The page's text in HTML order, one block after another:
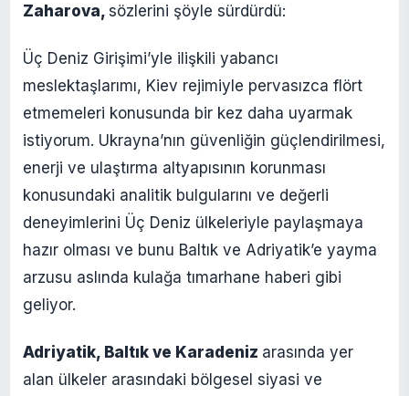
Zaharova, sözlerini şöyle sürdürdü:
Üç Deniz Girişimi’yle ilişkili yabancı
meslektaşlarımı, Kiev rejimiyle pervasızca flört
etmemeleri konusunda bir kez daha uyarmak
istiyorum. Ukrayna’nın güvenliğin güçlendirilmesi,
enerji ve ulaştırma altyapısının korunması
konusundaki analitik bulgularını ve değerli
deneyimlerini Üç Deniz ülkeleriyle paylaşmaya
hazır olması ve bunu Baltık ve Adriyatik’e yayma
arzusu aslında kulağa tımarhane haberi gibi
geliyor.
Adriyatik, Baltık ve Karadeniz arasında yer
alan ülkeler arasındaki bölgesel siyasi ve